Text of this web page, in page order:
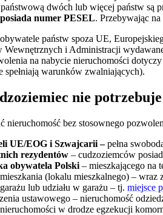
dwóch lub więcej państw są
numer PESEL. Przebywając
państw spoza UE,
Wewnętrznych i Administracji
na nabycie nieruchomości
spełniają warunków zwalniających).
nie
nieruchomość bez stosownego
UE/EOG i Szwajcarii –pełna
rezydentów – cudzoziemców
obywatela Polski – mieszkającego na
(lokalu mieszkalnego) – wraz
lub udziału w garażu – tj.miejsce
ustawowego – nieruchomość
w drodze egzekucji